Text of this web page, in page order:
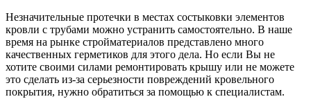
Незначительные протечки в местах состыковки элементов
кровли с трубами можно устранить самостоятельно. В наше
время на рынке стройматериалов представлено много
качественных герметиков для этого дела. Но если Вы не
хотите своими силами ремонтировать крышу или не можете
это сделать из-за серьезности повреждений кровельного
покрытия, нужно обратиться за помощью к специалистам.